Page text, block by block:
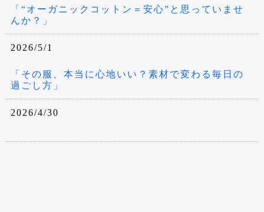
「“オーガニックコットン＝安心”と思っていませ
んか？」
2026/5/1
「その服、本当に心地いい？素材で変わる毎日の
過ごし方」
2026/4/30